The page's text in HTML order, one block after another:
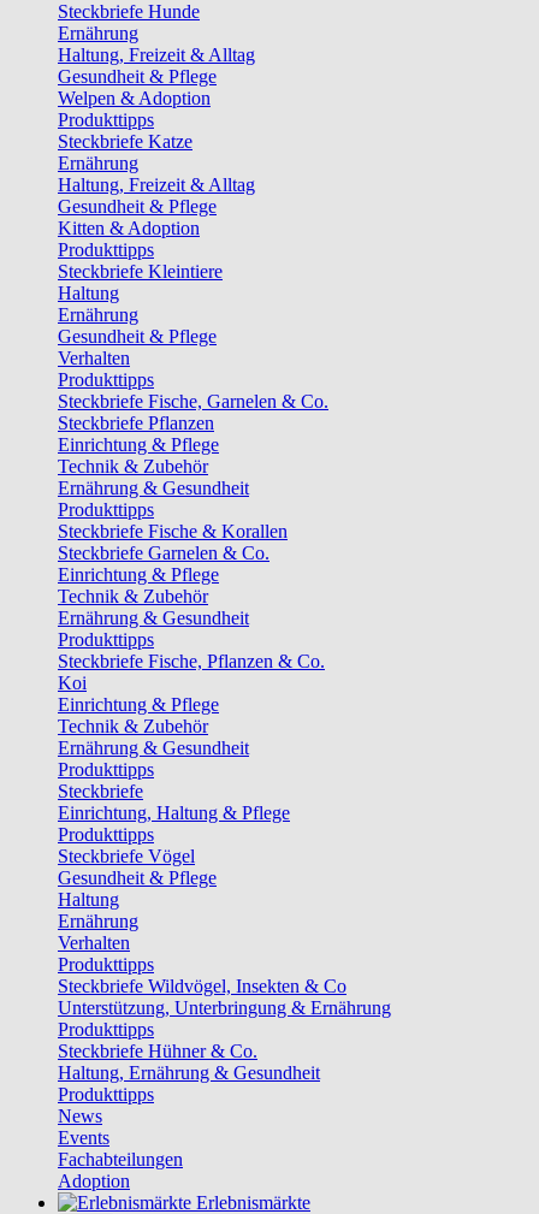
Steckbriefe Hunde
Ernährung
Haltung, Freizeit & Alltag
Gesundheit & Pflege
Welpen & Adoption
Produkttipps
Steckbriefe Katze
Ernährung
Haltung, Freizeit & Alltag
Gesundheit & Pflege
Kitten & Adoption
Produkttipps
Steckbriefe Kleintiere
Haltung
Ernährung
Gesundheit & Pflege
Verhalten
Produkttipps
Steckbriefe Fische, Garnelen & Co.
Steckbriefe Pflanzen
Einrichtung & Pflege
Technik & Zubehör
Ernährung & Gesundheit
Produkttipps
Steckbriefe Fische & Korallen
Steckbriefe Garnelen & Co.
Einrichtung & Pflege
Technik & Zubehör
Ernährung & Gesundheit
Produkttipps
Steckbriefe Fische, Pflanzen & Co.
Koi
Einrichtung & Pflege
Technik & Zubehör
Ernährung & Gesundheit
Produkttipps
Steckbriefe
Einrichtung, Haltung & Pflege
Produkttipps
Steckbriefe Vögel
Gesundheit & Pflege
Haltung
Ernährung
Verhalten
Produkttipps
Steckbriefe Wildvögel, Insekten & Co
Unterstützung, Unterbringung & Ernährung
Produkttipps
Steckbriefe Hühner & Co.
Haltung, Ernährung & Gesundheit
Produkttipps
News
Events
Fachabteilungen
Adoption
Erlebnismärkte